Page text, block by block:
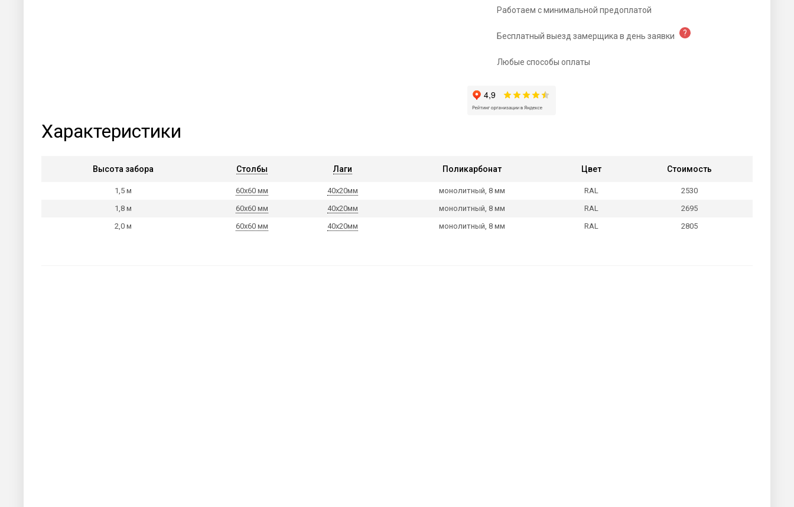
Работаем c минимальной предоплатой
Бесплатный выезд замерщика в день заявки
Любые способы оплаты
Характеристики
Высота забора Столбы Лаги Поликарбонат Цвет Стоимость
1,5 м 60х60 мм 40х20мм монолитный, 8 мм RAL
2530
1,8 м
60х60 мм 40х20мм монолитный, 8 мм RAL
2695
2,0 м
60х60 мм 40х20мм монолитный, 8 мм RAL 2805